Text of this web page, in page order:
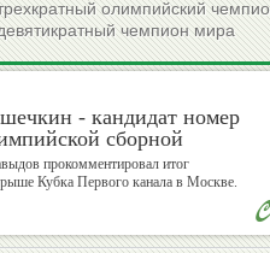
Николай
Быканов
Владимир
олимпийский
чемпион мира
- кандидат номер
сборной
прокомментировал итог
Кубка Первого канала в Москве.